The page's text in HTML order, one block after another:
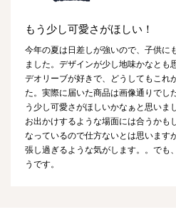
もう少し可愛さがほしい！
今年の夏は日差しが強いので、子供に
ました。デザインが少し地味かなとも
デオリーブが好きで、どうしてもこれ
た。実際に届いた商品は画像通りでし
う少し可愛さがほしいかなぁと思いま
お出かけするような場面には合うかも
なっているので仕方ないとは思います
張し過ぎるような気がします。。でも
うです。